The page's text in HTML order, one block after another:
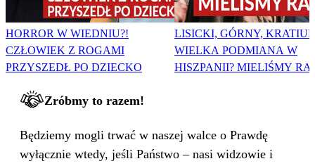
HORROR W WIEDNIU?!
CZŁOWIEK Z ROGAMI
PRZYSZEDŁ PO DZIECKO
LISICKI, GÓRNY,
WIELKA PODMIANA W
HISZPANII? MIELIŚMY
Zróbmy to razem!
Będziemy mogli trwać w naszej walce o Prawdę
wyłącznie wtedy, jeśli Państwo – nasi widzowie i